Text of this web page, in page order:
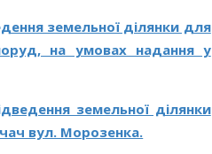
земельної ділянки для
на умовах надання у
земельної ділянки
вул. Морозенка.